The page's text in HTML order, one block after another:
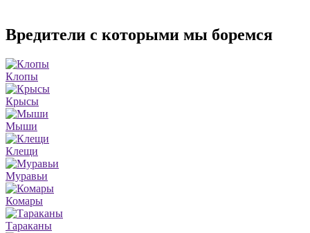
Вредители с которыми мы боремся
Клопы
Крысы
Мыши
Клещи
Муравьи
Комары
Тараканы